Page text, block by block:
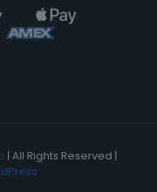
| All Rights Reserved |